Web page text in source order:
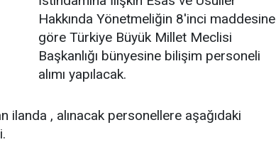
Hakkında Yönetmeliğin 8'inci maddesine
göre Türkiye Büyük Millet Meclisi
Başkanlığı bünyesine bilişim personeli
alımı yapılacak.
ilanda , alınacak personellere aşağıdaki